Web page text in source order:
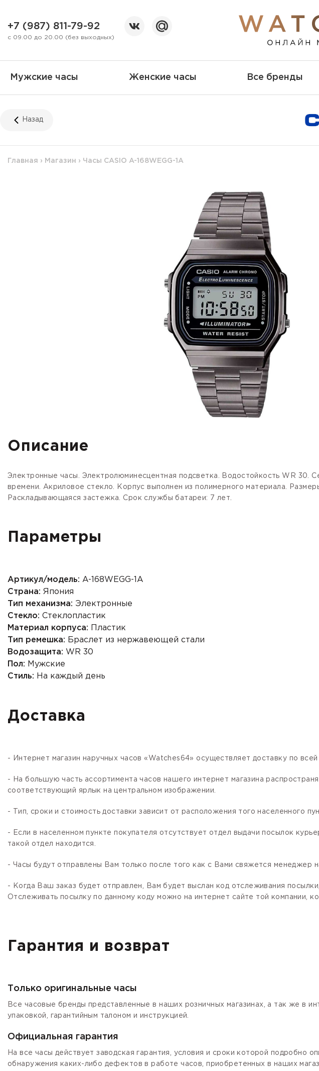
+7 (987) 811-79-92
с 09.00 до 20.00 (без выходных)
Мужские часы Женские часы Все бренды
Назад
Главная › Магазин › Часы CASIO A-168WEGG-1A
Описание
Электронные часы. Электролюминесцентная подсветка. Водостойкость WR 30.
времени. Акриловое стекло. Корпус выполнен из полимерного материала.
Раскладывающаяся застежка. Срок службы батареи: 7 лет.
Параметры
Артикул/модель: A-168WEGG-1A
Страна: Япония
Тип механизма: Электронные
Стекло: Стеклопластик
Материал корпуса: Пластик
Тип ремешка: Браслет из нержавеющей стали
Водозащита: WR 30
Пол: Мужские
Стиль: На каждый день
Доставка
- Интернет магазин наручных часов «Watches64» осуществляет доставку по
- На большую часть ассортимента часов нашего интернет магазина
соответствующий ярлык на центральном изображении.
- Тип, сроки и стоимость доставки зависит от расположения того населенного
- Если в населенном пункте покупателя отсутствует отдел выдачи посылок
такой отдел находится.
- Часы будут отправлены Вам только после того как с Вами свяжется менеджер
- Когда Ваш заказ будет отправлен, Вам будет выслан код отслеживания
Отслеживать посылку по данному коду можно на интернет сайте той компании,
Гарантия и возврат
Только оригинальные часы
Все часовые бренды представленные в наших розничных магазинах, а так же в
упаковкой, гарантийным талоном и инструкцией.
Официальная гарантия
На все часы действует заводская гарантия, условия и сроки которой подробно
обнаружения каких-либо дефектов в работе часов, приобретенных в наших